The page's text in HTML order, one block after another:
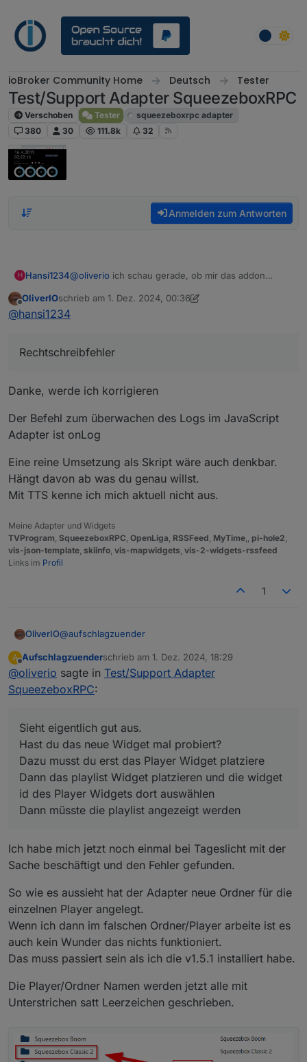
ioBroker Community Home Deutsch Tester
Test/Support Adapter SqueezeboxRPC
Verschoben Tester
squeezeboxrpc adapter
380
30 111.8k 32
Anmelden zum Antworten
H Hansi1234@oliverio ich schau gerade, ob mir das addon
iobroker Adapter integriert ist. BTW auf deiner
Github Seite ist ein Rechtschreibfehler ;) "iobroker
Offline
OliverIOschrieb am 1. Dez. 2024, 00:36
zuletzt editiert von OliverIO12. Jan. 2024, 01:47
@hansi1234
Rechtschreibfehler
Danke, werde ich korrigieren
Der Befehl zum überwachen des Logs im JavaScript
Adapter ist onLog
Eine reine Umsetzung als Skript wäre auch denkbar.
Hängt davon ab was du genau willst.
Mit TTS kenne ich mich aktuell nicht aus.
Meine Adapter und Widgets
TVProgram, SqueezeboxRPC, OpenLiga, RSSFeed, MyTime,, pi-hole2,
vis-json-template, skiinfo, vis-mapwidgets, vis-2-widgets-rssfeed
Links im Profil
1
OliverIO@aufschlagzuender
Sieht eigentlich gut aus.
Hast du das neue Widget mal probiert?
Dazu musst du erst das Player Widget platziere
A
Offline
Aufschlagzuenderschrieb am 1. Dez. 2024, 18:29
zuletzt editiert von
@oliverio sagte in Test/Support Adapter
SqueezeboxRPC:
Sieht eigentlich gut aus.
Hast du das neue Widget mal probiert?
Dazu musst du erst das Player Widget platziere
Dann das playlist Widget platzieren und die widget
id des Player Widgets dort auswählen
Dann müsste die playlist angezeigt werden
Ich habe mich jetzt noch einmal bei Tageslicht mit der
Sache beschäftigt und den Fehler gefunden.
So wie es aussieht hat der Adapter neue Ordner für die
einzelnen Player angelegt.
Wenn ich dann im falschen Ordner/Player arbeite ist es
auch kein Wunder das nichts funktioniert.
Das muss passiert sein als ich die v1.5.1 installiert habe.
Die Player/Ordner Namen werden jetzt alle mit
Unterstrichen satt Leerzeichen geschrieben.